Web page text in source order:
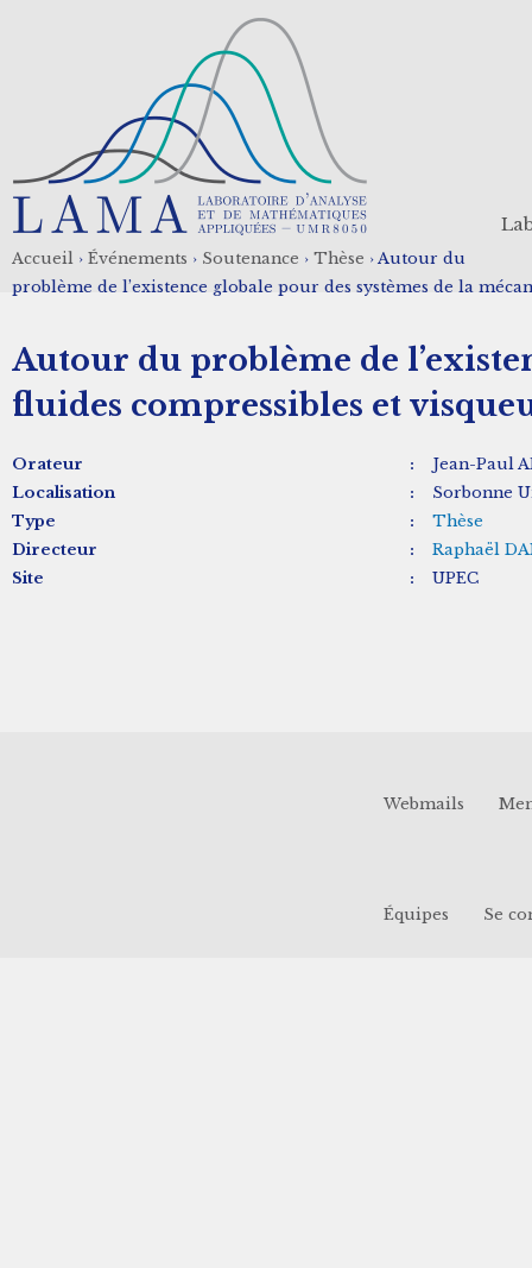
Fil
Accueil › Événements › Soutenance › Thèse › Autour du
problème de l’existence globale pour des systèmes de la
Autour du problème de
fluides compressibles et
Orateur :
Jean-Paul
Localisation
:
Sorbonne
Type
:
Thèse
Directeur
:
Raphaël
Site
: UPEC
Webmails
Équipes Se